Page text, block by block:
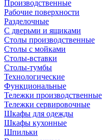
Производственные
Рабочие поверхности
Разделочные
С дверьми и ящиками
Столы производственные
Столы с мойками
Столы-вставки
Столы-тумбы
Технологические
Функциональные
Тележки производственные
Тележки сервировочные
Шкафы для одежды
Шкафы кухонные
Шпильки